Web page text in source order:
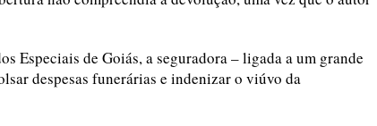
Especiais de Goiás, a seguradora – ligada a um grande
despesas funerárias e indenizar o viúvo da